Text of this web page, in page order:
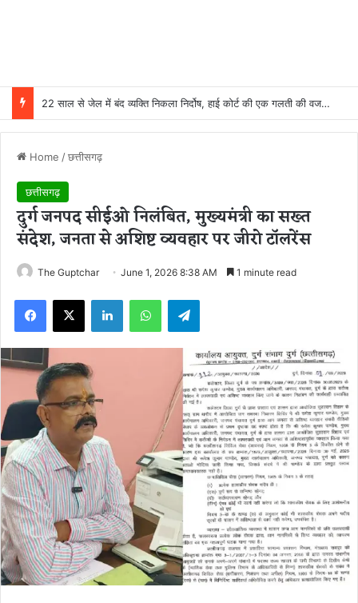
22 साल से जेल में बंद व्यक्ति निकला निर्दोष, हाई कोर्ट की एक गलती की वजह से जिंदगी हो गई बर्बाद; सुप्रीम कोर्ट ने किया बरी
Home /छत्तीसगढ़
छत्तीसगढ़
दुर्ग जनपद सीईओ निलंबित, मुख्यमंत्री का सख्त
संदेश, जनता से अशिष्ट व्यवहार पर जीरो टॉलरेंस
The Guptchar June 1, 2026 8:38 AM 1 minute read